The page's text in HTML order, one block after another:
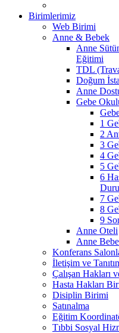
Birimlerimiz
Web Birimi
Anne & Bebek
Anne
Eğitimi
TDL
Doğum
Anne
Gebe
1
2
3
4
5
6
7
8
9
Anne Oteli
Anne
Konferans
İletişim ve
Çalışan Hakları
Hasta Hakları
Disiplin Birimi
Satınalma
Eğitim
Tıbbi Sosyal